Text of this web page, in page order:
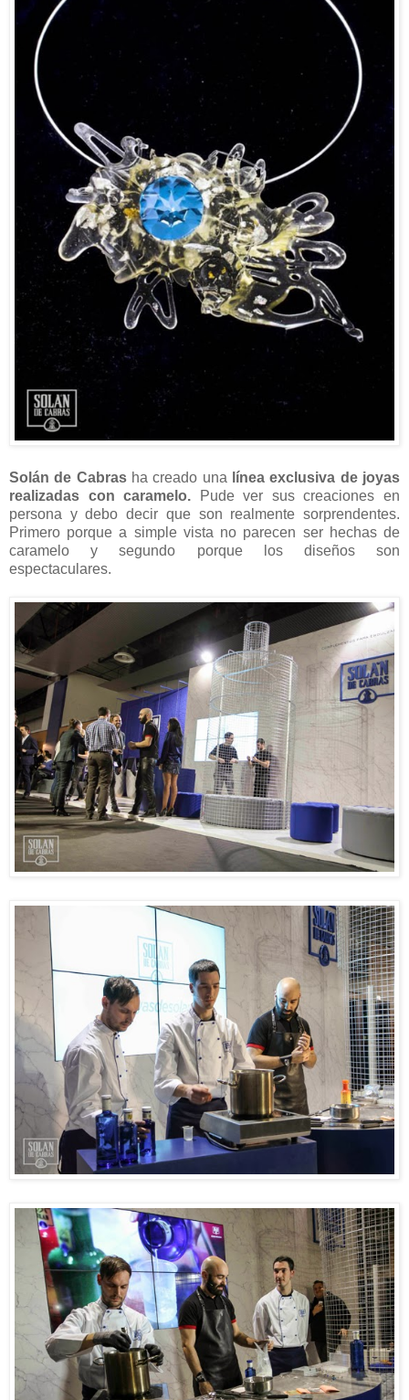
Solán de Cabrasha creado una
línea exclusiva de joyas
realizadas con caramelo. Pude ver sus creaciones en
persona y debo decir que son realmente sorprendentes.
Primero porque a simple vista no parecen ser hechas de
caramelo y segundo porque los diseños son
espectaculares.